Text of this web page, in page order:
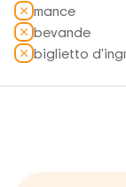
mance
bevande
biglietto